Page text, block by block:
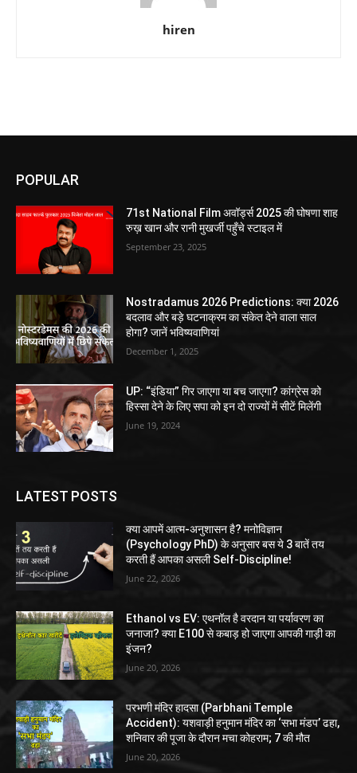
hiren
POPULAR
71st National Film अवॉर्ड्स 2025 की घोषणा शाह
रुख़ खान और रानी मुखर्जी पहुँचे स्टाइल में
September 23, 2025
Nostradamus 2026 Predictions: क्या 2026
बदलाव और बड़े घटनाक्रम का संकेत देने वाला साल
होगा? जानें भविष्यवाणियां
December 1, 2025
UP: “इंडिया” गिर जाएगा या बच जाएगा? कांग्रेस को
हिस्सा देने के लिए सपा को इन दो राज्यों में सीटें मिलेंगी
June 19, 2024
LATEST POSTS
क्या आपमें आत्म-अनुशासन है? मनोविज्ञान
(Psychology PhD) के अनुसार बस ये 3 बातें तय
करती हैं आपका असली Self-Discipline!
June 22, 2026
Ethanol vs EV: एथनॉल है वरदान या पर्यावरण का
जनाजा? क्या E100 से कबाड़ हो जाएगा आपकी गाड़ी का
इंजन?
June 20, 2026
परभणी मंदिर हादसा (Parbhani Temple
Accident): यशवाड़ी हनुमान मंदिर का ‘सभा मंडप’ ढहा,
शनिवार की पूजा के दौरान मचा कोहराम; 7 की मौत
June 20, 2026